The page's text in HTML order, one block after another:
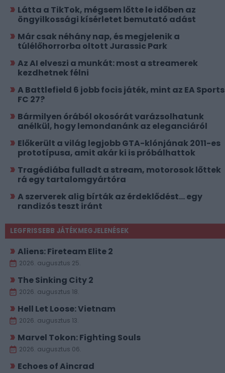
Látta a TikTok, mégsem lőtte le időben az
öngyilkossági kísérletet bemutató adást
Már csak néhány nap, és megjelenik a
túlélőhorrorba oltott Jurassic Park
Az AI elveszi a munkát: most a streamerek
kezdhetnek félni
A Battlefield 6 jobb focis játék, mint az EA Sports
FC 27?
Bármilyen órából okosórát varázsolhatunk
anélkül, hogy lemondanánk az eleganciáról
Előkerült a világ legjobb GTA-klónjának 2011-es
prototípusa, amit akár ki is próbálhattok
Tragédiába fulladt a stream, motorosok lőttek
rá egy tartalomgyártóra
A szerverek alig bírták az érdeklődést... egy
randizós teszt iránt
LEGFRISSEBB JÁTÉKMEGJELENÉSEK
Aliens: Fireteam Elite 2
2026. augusztus 25.
The Sinking City 2
2026. augusztus 18.
Hell Let Loose: Vietnam
2026. augusztus 13.
Marvel Tokon: Fighting Souls
2026. augusztus 06.
Echoes of Aincrad